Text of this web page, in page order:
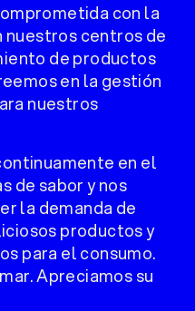
con la
nuestros centros de
de productos
en la gestión
nuestros
en el
de sabor y nos
la demanda de
productos y
para el consumo.
Apreciamos su